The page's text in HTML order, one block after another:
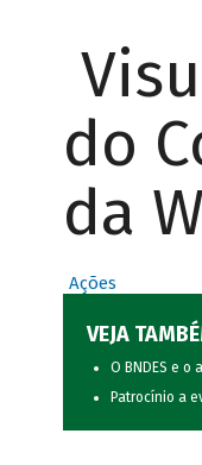
do
da
Ações
VEJA
O BNDES e o
Patrocínio a